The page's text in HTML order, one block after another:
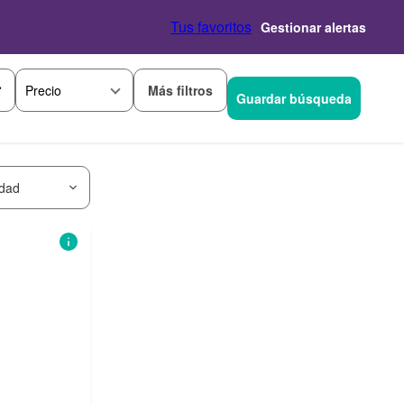
Tus favoritos Gestionar alertas
Precio Más filtros Guardar búsqueda